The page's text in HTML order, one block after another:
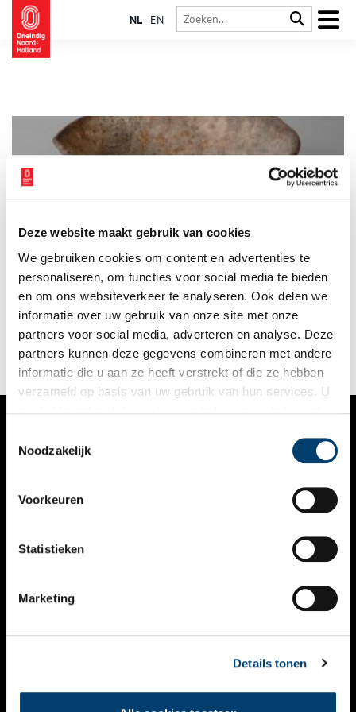
Deze website maakt gebruik van cookies
We gebruiken cookies om content en advertenties te
personaliseren, om functies voor social media te bieden
en om ons websiteverkeer te analyseren. Ook delen we
informatie over uw gebruik van onze site met onze
partners voor social media, adverteren en analyse. Deze
partners kunnen deze gegevens combineren met andere
informatie die u aan ze heeft verstrekt of die ze hebben
verzameld op basis van uw gebruik van hun services. U
Noodzakelijk
Voorkeuren
Statistieken
Marketing
Details tonen
NL EN
Tijdens de mobilisatie moest een groot aantal soldaten een
lange periode gevoed worden. Het eten moest goedkoop en
gemakkelijk in grote hoeveelheden klaar te maken zijn. Het
recept van ‘Rats, kuch en bonen’ voldeed aan deze
voorwaarden en dit werd regelmatig aan de soldaten
geserveerd.
VERHALEN
KALENDER
THEMA’S
VIDEO’S
CONTACT